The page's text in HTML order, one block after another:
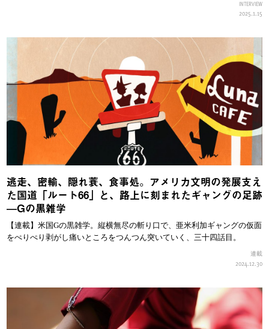
INTERVIEW
2025.1.15
逃走、密輸、隠れ蓑、食事処。アメリカ文明の発展支え
た国道「ルート66」と、路上に刻まれたギャングの足跡
—Gの黒雑学
【連載】米国Gの黒雑学。縦横無尽の斬り口で、亜米利加ギャングの仮面
をぺりぺり剥がし痛いところをつんつん突いていく、三十四話目。
連載
2024.12.30